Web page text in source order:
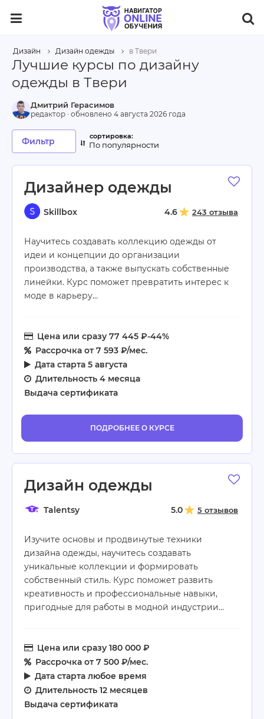
Дизайн Дизайн одежды в Твери
Лучшие курсы по дизайну
одежды в Твери
Дизайнер одежды
Skillbox 243 отзыва
4.6
Научитесь создавать коллекцию одежды от
идеи и концепции до организации
производства, а также выпускать собственные
линейки. Курс поможет превратить интерес к
моде в карьеру…
Цена или сразу 77 445 ₽-44%
Рассрочка от 7 593 ₽/мес.
Дата старта 5 августа
Длительность 4 месяца
Выдача сертификата
ПОДРОБНЕЕ О КУРСЕ
Дизайн одежды
Talentsy 5 отзывов
5.0
Изучите основы и продвинутые техники
дизайна одежды, научитесь создавать
уникальные коллекции и формировать
собственный стиль. Курс поможет развить
креативность и профессиональные навыки,
пригодные для работы в модной индустрии…
Цена или сразу 180 000 ₽
Рассрочка от 7 500 ₽/мес.
Дата старта любое время
Длительность 12 месяцев
Выдача сертификата
Дмитрий Герасимов
редактор · обновлено 4 августа 2026 года
Фильтр По популярности